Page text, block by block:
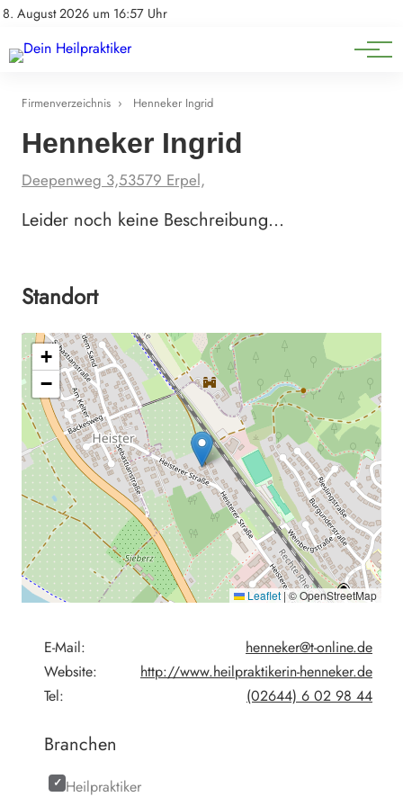
8. August 2026 um 16:57 Uhr
Impressum
Natürliche Medizin
Heilpflanzen & Kräuterkunde
Firmenverzeichnis › Henneker Ingrid
Henneker Ingrid
Deepenweg 3,53579 Erpel,
Leider noch keine Beschreibung…
Standort
+
−
Leaflet |© OpenStreetMap
E-Mail:
henneker@t-online.de
Website:
http://www.heilpraktikerin-henneker.de
Tel:
(02644) 6 02 98 44
Branchen
Heilpraktiker